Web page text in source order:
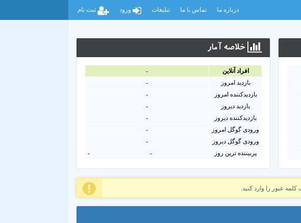
درباره ما تماس با ما تبلیغات ورود ثبت نام
خلاصه آمار
افراد آنلاين
-
بازدید امروز
-
بازدیدکننده امروز
-
بازدید دیروز
-
بازدیدکننده دیروز
-
ورودی گوگل امروز
-
ورودی گوگل دیروز
-
پربیننده ترین روز
-
-
عبور را وارد کنید.